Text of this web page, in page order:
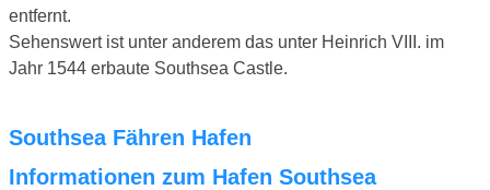
entfernt.
Sehenswert ist unter anderem das unter Heinrich VIII. im
Jahr 1544 erbaute Southsea Castle.
Southsea Fähren Hafen
Informationen zum Hafen Southsea